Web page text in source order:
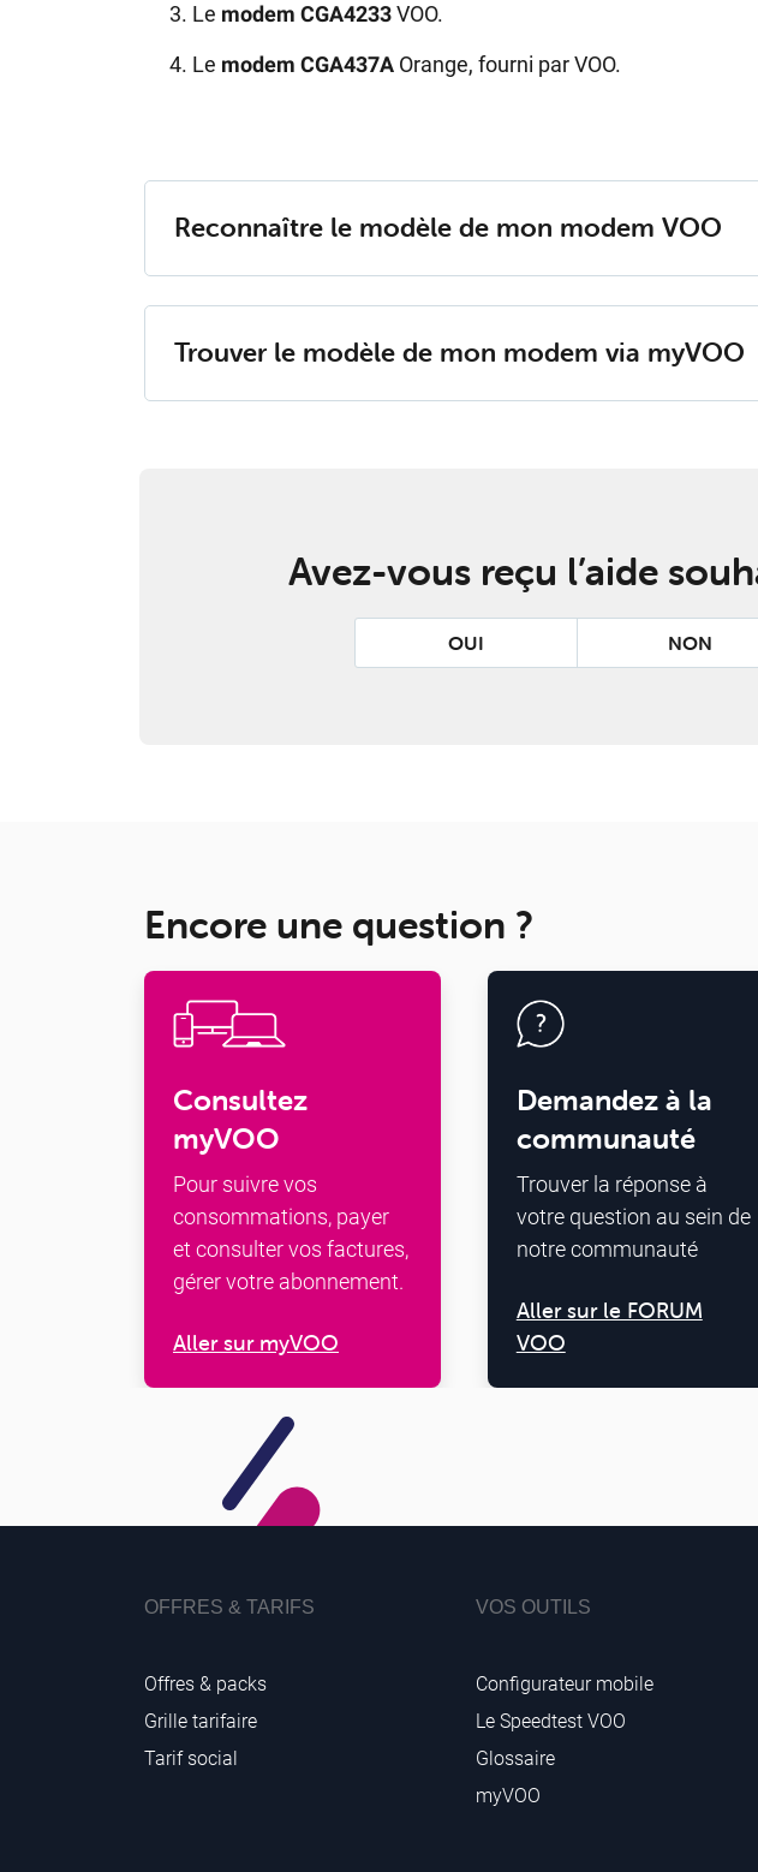
Le modem CGA4233VOO.
Le modem CGA437A Orange, fourni par VOO.
Re­con­naître le mo­dèle de mon mo­dem VOO
Trou­ver le mo­dèle de mon mo­dem via my­VOO
Avez-vous reçu l’aide
OUI NON
Encore une question ?
Consultez
myVOO
Pour suivre vos
consommations, payer
et consulter vos factures,
gérer votre abonnement.
Aller sur myVOO
Demandez à la
communauté
Trouver la réponse à
votre question au sein de
notre communauté
Aller sur le FORUM
VOO
OFFRES & TARIFS
Offres & packs
Grille tarifaire
Tarif social
VOS OUTILS
Configurateur mobile
Le Speedtest VOO
Glossaire
myVOO